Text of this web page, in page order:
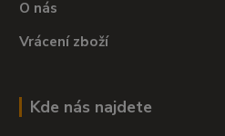
O nás
Vrácení zboží
Kde nás najdete